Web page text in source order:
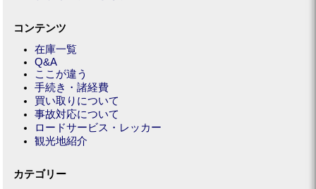
コンテンツ
在庫一覧
Q&A
ここが違う
手続き・諸経費
買い取りについて
事故対応について
ロードサービス・レッカー
観光地紹介
カテゴリー